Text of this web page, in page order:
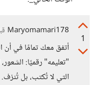
1
Maryomamari178
أتفق معك تمامًا في أن
"تعليمه" رقميًا:
التي لا تُكتب، بل تُنزف.